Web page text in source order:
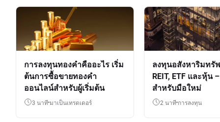
การลงทุนทองคำคืออะไร เริ่ม
ต้นการซื้อขายทองคำ
ออนไลน์สำหรับผู้เริ่มต้น
3 นาที มาเป็นเทรดเดอร์
ลงทุนอสังหาริมทรั
REIT, ETF และหุ้น
สำหรับมือใหม่
2 นาที การลงทุน